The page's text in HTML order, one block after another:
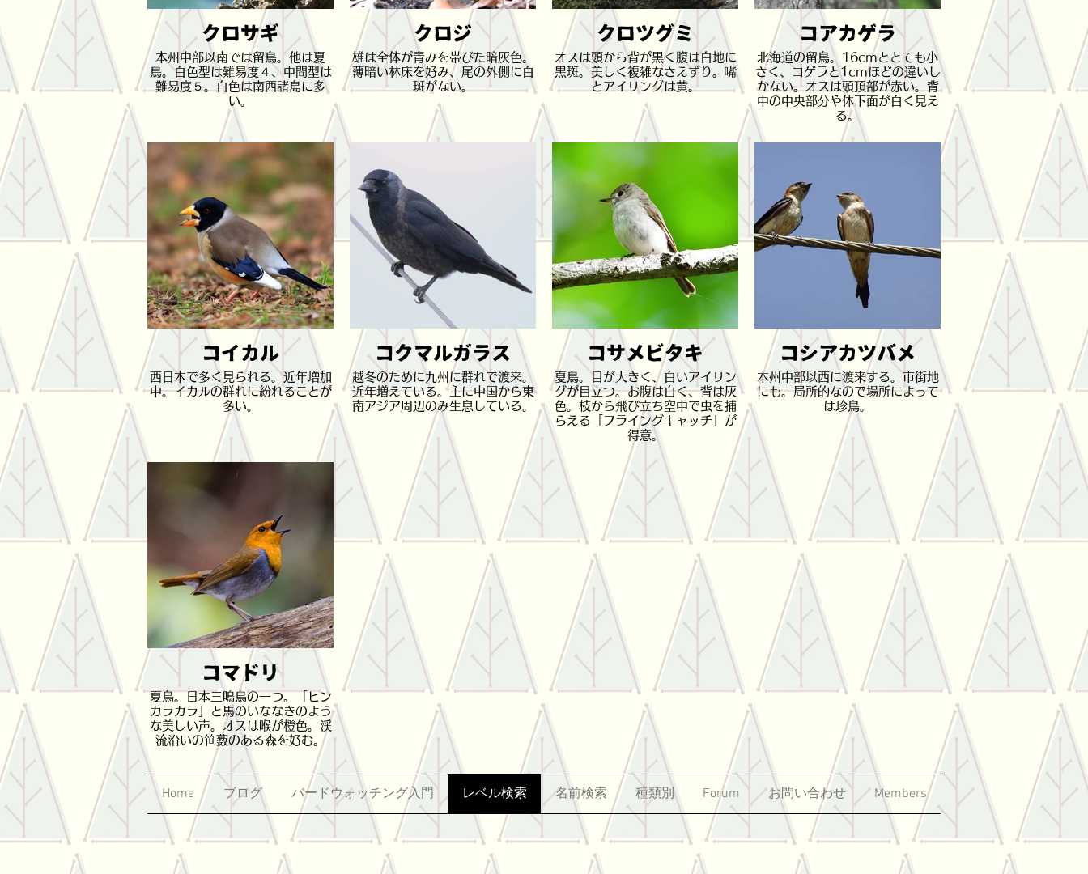
クロサギ
本州中部以南では留鳥。他は夏
鳥。白色型は難易度４、中間型は
難易度５。白色は南西諸島に多
い。
クロジ
雄は全体が青みを帯びた暗灰色。
薄暗い林床を好み、尾の外側に白
斑がない。
クロツグミ
オスは頭から背が黒く腹は白地に
黒斑。美しく複雑なさえずり。嘴
とアイリングは黄。
コアカゲラ
北海道の留鳥。16cmととても小
さく、コゲラと1cmほどの違いし
かない。オスは頭頂部が赤い。背
中の中央部分や体下面が白く見え
る。
コイカル
西日本で多く見られる。近年増加
中。イカルの群れに紛れることが
多い。
コクマルガラス
越冬のために九州に群れで渡来。
近年増えている。主に中国から東
南アジア周辺のみ生息している。
コサメビタキ
夏鳥。目が大きく、白いアイリン
グが目立つ。お腹は白く、背は灰
色。枝から飛び立ち空中で虫を捕
らえる「フライングキャッチ」が
得意。
コシアカツバメ
本州中部以西に渡来する。市街地
にも。局所的なので場所によって
は珍鳥。
コマドリ
夏鳥。日本三鳴鳥の一つ。「ヒン
カラカラ」と馬のいななきのよう
な美しい声。オスは喉が橙色。渓
流沿いの笹薮のある森を好む。
Home ブログ バードウォッチング入門 レベル検索 名前検索 種類別 Forum お問い合わせ Members